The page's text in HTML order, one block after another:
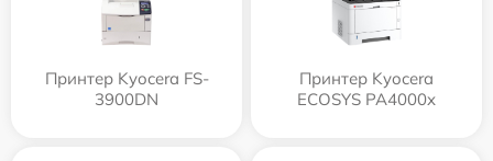
Принтер Kyocera FS-
3900DN
Принтер Kyocera
ECOSYS PA4000x